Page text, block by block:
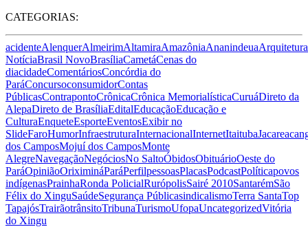
CATEGORIAS:
acidenteAlenquerAlmeirimAltamiraAmazôniaAnanindeuaArquitetura
NotíciaBrasil NovoBrasíliaCametáCenas do
diacidadeComentáriosConcórdia do
ParáConcursoconsumidorContas
PúblicasContrapontoCrônicaCrônica MemorialísticaCuruáDireto da
AlepaDireto de BrasíliaEditalEducaçãoEducação e
CulturaEnqueteEsporteEventosExibir no
SlideFaroHumorInfraestruturaInternacionalInternetItaituba
dos CamposMojuí dos CamposMonte
AlegreNavegaçãoNegóciosNo SaltoÓbidosObituárioOeste do
ParáOpiniãoOriximináParáPerfilpessoasPlacasPodcastPolíticapovos
indígenasPrainhaRonda PolicialRurópolisSairé 2010SantarémSão
Félix do XinguSaúdeSegurança PúblicasindicalismoTerra SantaTop
TapajósTrairãotrânsitoTribunaTurismoUfopaUncategorizedVitória
do Xingu